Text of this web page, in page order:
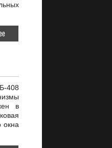
408
в
окна